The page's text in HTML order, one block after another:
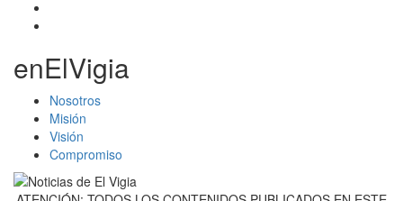
enElVigia
Nosotros
Misión
Visión
Compromiso